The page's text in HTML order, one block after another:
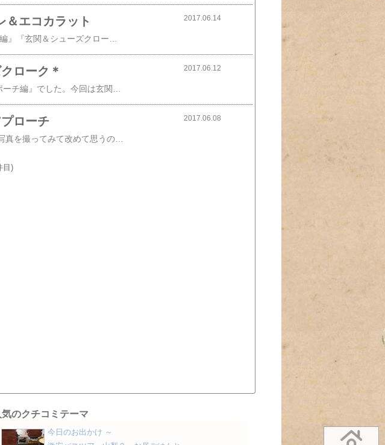
＆エコカラット 2017.06.14
ローク＊ 2017.06.12
ローチ
こんばんは重い腰を上げて(笑)【WEB内覧会】の1回目です色々写真を撮ってみて改めて思うのは忠実に撮るってムズカシイ…外壁の色もその日の光の加減によってまったく違う色に見えるんです。今回載せた外壁の色もそれぞれ違ってて一体どれが本当？と聞かれると『その時によって』という答えになってしまいますまずはお家の顔！玄関ポーチ＊超コンパクトですそれでも好きなイメージをコンパクトなりに叶えられたと思っています。外灯＊これもイメージどおり^^小心者なもので…ちょっとだけ＊家よりこの青空すごくないですか！たしかにお天気だったけど絵のようです予算がなく色々とおしゃれな外構が出来ませんでした。塀もただのコンクリートだし…しかも実家の土地が有難いことに無駄に広い！無駄にというのは、空いたスペースに問題ありなんです。裏の庭も広いですが、花壇も作らないし草ボーボーで困ってて色々解決法はありますが、広いので何をやるにもすごい金額になるので今はとりあえず保留中～もうひとつは正面の処理！ダンナさんの希望で前全面はアスファルトとなりました。当然広いと高い！こじんまりしててもオシャレな外構がしたかった…もう全面アスファルトだけで予算がいっぱいでしたがなんとかインターロッキングブロックを少～しアプローチ部分に入れてもらう事にしました。※レンガ調の中ではインターロッキングブロックが1番お安くおススメされましたこの少しのアプローチがあるとないとは天と地のほど満足感に差があったと思います。小道のようにくねったレンガが車道まで続いてる…憧れでしたが仕方がないっ※画像お借りしましたちなみに、当初打ち合わせではこんな感じと思っていました。※画像お借りしましたアプローチ部分がまっすぐと。それがいつのまにかアーチ型になってました(汗)打ち合わせも凄くアバウトだったのですがここは普通言うでしょうよどうやら洋風が好みと判断して手間のかかるアーチに好意でしてくれたようなんです。気に入ってるからまぁいいか。。。いつも遊びに来て下さって有難うございます★
2017.06.08
目)
気のクチコミテーマ
今日のお出かけ ～